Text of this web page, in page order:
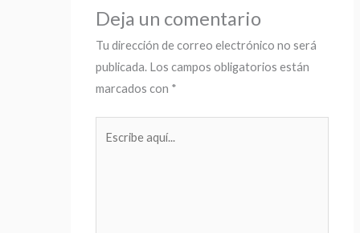
Deja un comentario
Tu dirección de correo electrónico no será
publicada. Los campos obligatorios están
marcados con *